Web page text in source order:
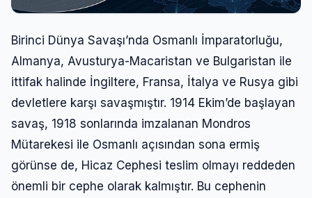
Birinci Dünya Savaşı’nda Osmanlı İmparatorluğu,
Almanya, Avusturya-Macaristan ve Bulgaristan ile
ittifak halinde İngiltere, Fransa, İtalya ve Rusya gibi
devletlere karşı savaşmıştır. 1914 Ekim’de başlayan
savaş, 1918 sonlarında imzalanan Mondros
Mütarekesi ile Osmanlı açısından sona ermiş
görünse de, Hicaz Cephesi teslim olmayı reddeden
önemli bir cephe olarak kalmıştır. Bu cephenin